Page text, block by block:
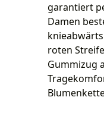
garantiert
Damen
roten
Gummizug